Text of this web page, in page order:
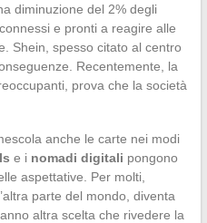
diminuzione del 2% degli
e pronti a reagire alle
Shein, spesso citato al centro
Recentemente, la
prova che la società
anche le carte nei modi
e i nomadi digitali pongono
aspettative. Per molti,
parte del mondo, diventa
altra scelta che rivedere la